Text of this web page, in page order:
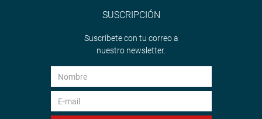
SUSCRIPCIÓN
Suscríbete con tu correo a
nuestro newsletter.